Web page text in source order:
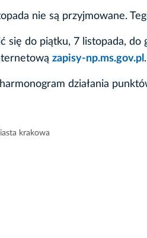
nie są przyjmowane.
się do piątku, 7 listopada,
zapisy-np.ms.gov.pl .
działania
krakowa